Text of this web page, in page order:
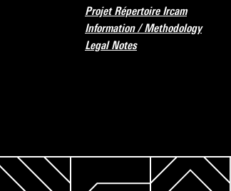
Projet Répertoire Ircam
Information / Methodology
Legal Notes